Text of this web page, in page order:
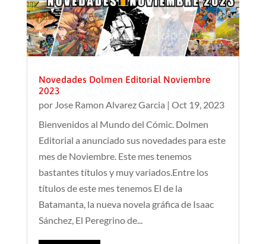
Novedades Dolmen Editorial Noviembre
2023
por Jose Ramon Alvarez Garcia | Oct 19, 2023
Bienvenidos al Mundo del Cómic. Dolmen
Editorial a anunciado sus novedades para este
mes de Noviembre. Este mes tenemos
bastantes títulos y muy variados.Entre los
títulos de este mes tenemos El de la
Batamanta, la nueva novela gráfica de Isaac
Sánchez, El Peregrino de...